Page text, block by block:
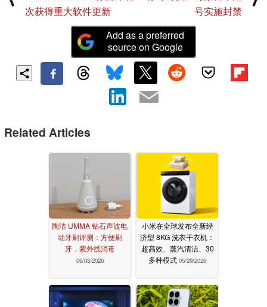
次获得重大软件更新
号实施封禁
Add as a preferred
source on Google
Related Articles
陶洁 UMMA 钻石声波电
动牙刷评测：方便刷
牙，紫外线消毒
06/03/2026
小米在全球发布全新经
济型 8KG 洗衣干衣机：
超高效、蒸汽清洁、30
多种模式 05/29/2026